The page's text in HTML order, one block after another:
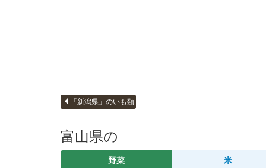
「新潟県」のいも類
富山県の
野菜 米